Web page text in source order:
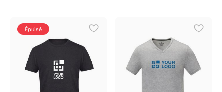
Épuisé